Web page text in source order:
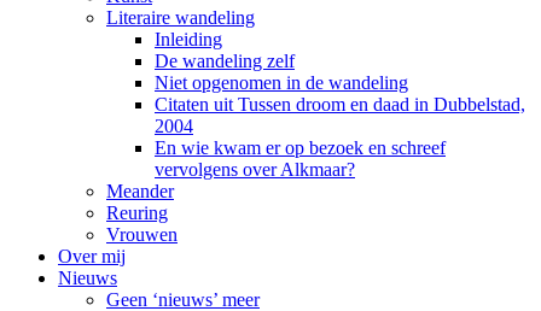
Literaire wandeling
Inleiding
De wandeling zelf
Niet opgenomen in de wandeling
Citaten uit Tussen droom en daad in Dubbelstad,
2004
En wie kwam er op bezoek en schreef
vervolgens over Alkmaar?
Meander
Reuring
Vrouwen
Over mij
Nieuws
Geen ‘nieuws’ meer